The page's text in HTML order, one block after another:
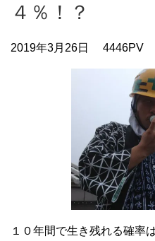
４％！？
2019年3月26日 4446PV
１０年間で生き残れる確率